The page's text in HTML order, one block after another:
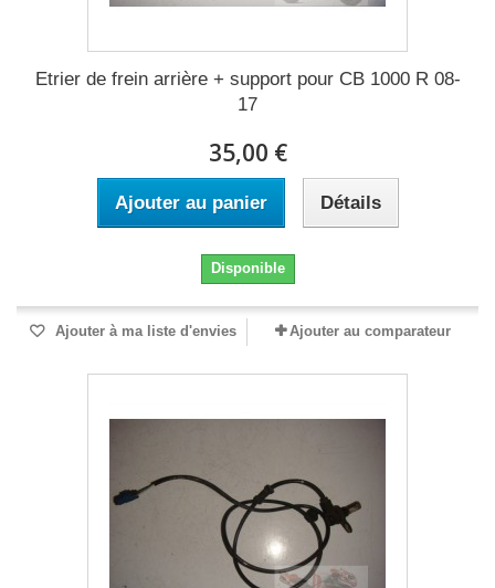
Etrier de frein arrière + support pour CB 1000 R 08-
17
35,00 €
Ajouter au panier Détails
Disponible
Ajouter à ma liste d'envies Ajouter au comparateur